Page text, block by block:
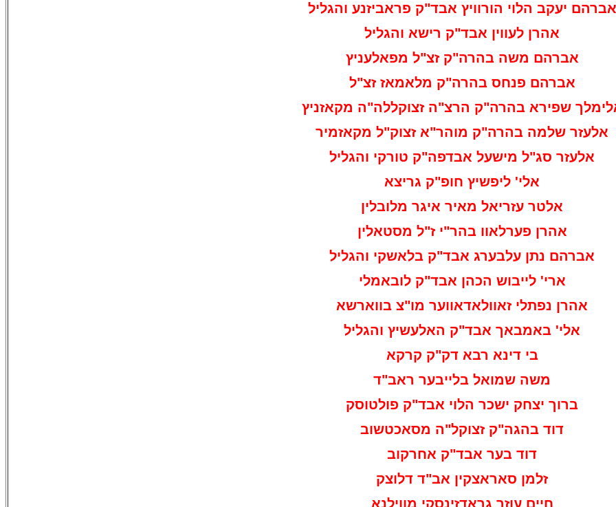
אברהם יעקב הלוי הורוויץ אבד"ק פראביזנע והגליל
אהרן לעווין אבד"ק רישא והגליל
אברהם משה בהרה"ק זצ"ל מפאלעניץ
אברהם פנחס בהרה"ק מלאמאז זצ"ל
שפירא בהרה"ק הרצ"ה זצוקללה"ה מקאזניץ
אלעזר שלמה בהרה"ק מוהר"א זצוק"ל מקאזמיר
אלעזר סג"ל מישעל אבדפה"ק טורקי והגליל
אלי' ליפשיץ חופ"ק גריצא
אלטר עזריאל מאיר איגר מלובלין
אהרן פערלאוו בהר"י ז"ל מסטאלין
אברהם נתן עלבערג אבד"ק בלאשקי והגליל
ארי' לייבוש הכהן אבד"ק לובאמלי
אהרן נפתלי זאוולאדאווער מו"צ בווארשא
אלי' באמבאך אבד"ק האלעשיץ והגליל
בי דינא רבא דק"ק קרקא
משה שמואל בלייבער ראב"ד
ברוך יצחק ישכר הלוי אבד"ק פולטוסק
דוד בהגה"ק זצוקל"ה מסאכטשוב
דוד בער אבד"ק אחרקוב
זלמן סאראצקין אב"ד דלוצק
חיים עוזר גראדזינסקי מווילנא